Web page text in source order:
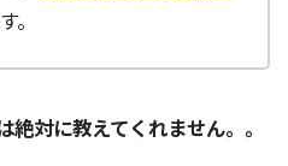
。
対に教えてくれません。。